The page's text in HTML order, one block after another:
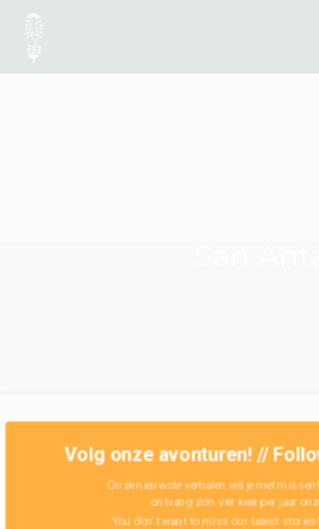
Volg onze avonturen! //
Onze nieuwste verhalen wil je niet
ontvang zo'n vier keer per jaar
You don't want to miss our latest